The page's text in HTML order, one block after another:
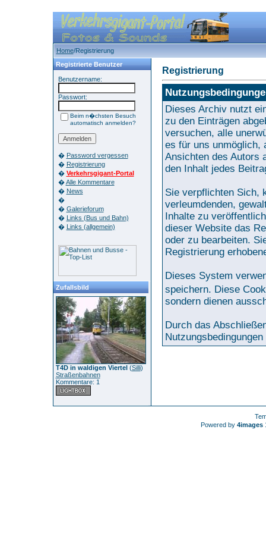
Home/Registrierung
Registrierte Benutzer
Benutzername:
Passwort:
Beim n�chsten Besuch
automatisch anmelden?
� Password vergessen
� Registrierung
� Verkehrsgigant-Portal
�Alle Kommentare
� News
�
� Galerieforum
� Links (Bus und Bahn)
� Links (allgemein)
Zufallsbild
T4D in waldigen Viertel(Silli)
Straßenbahnen
Kommentare: 1
Registrierung
Dieses Archiv nutzt
zu den Einträgen
versuchen, alle
es für uns unmöglich,
Ansichten des Autors
den Inhalt jedes
Sie verpflichten Sich,
verleumdenden,
Inhalte zu
dieser Website das
oder zu bearbeiten.
Registrierung
Dieses System
speichern. Diese
sondern dienen
Durch das
Nutzungsbedingungen
Powered by 4images